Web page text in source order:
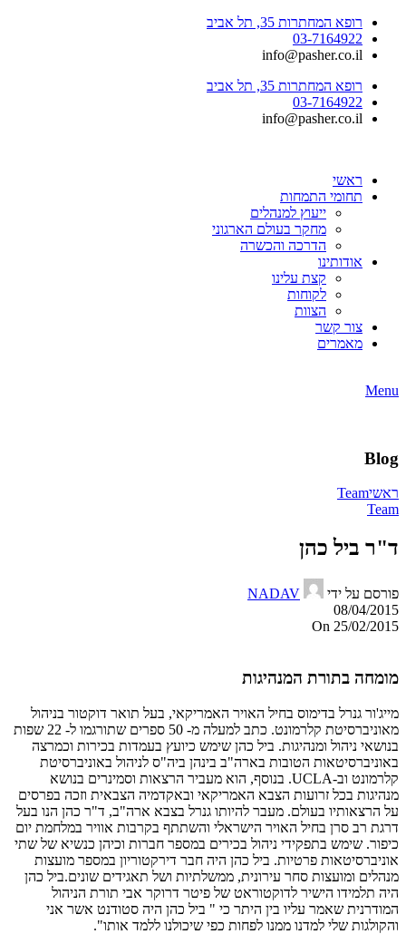
רופא המחתרות 35, תל אביב
03-7164922
info@pasher.co.il
רופא המחתרות 35, תל אביב
03-7164922
info@pasher.co.il
ראשי
תחומי התמחות
ייעוץ למנהלים
מחקר בעולם הארגוני
הדרכה והכשרה
אודותינו
קצת עלינו
לקוחות
הצוות
צור קשר
מאמרים
Menu
Blog
ראשיTeam
Team
ד"ר ביל כהן
פורסם על ידי
NADAV
08/04/2015
On 25/02/2015
מומחה בתורת המנהיגות
מייג'ור גנרל בדימוס בחיל האויר האמריקאי, בעל תואר דוקטור בניהול
מאוניברסיטת קלרמונט. כתב למעלה מ- 50 ספרים שתורגמו ל- 22 שפות
בנושאי ניהול ומנהיגות. ביל כהן שימש כיועץ בעמדות בכירות וכמרצה
באוניברסיטאות הטובות בארה"ב בינהן ביה"ס לניהול באוניברסיטת
קלרמונט וב-UCLA. בנוסף, הוא מעביר הרצאות וסמינרים בנושא
מנהיגות בכל זרועות הצבא האמריקאי ובאקדמיה הצבאית וזכה בפרסים
על הרצאותיו בעולם. מעבר להיותו גנרל בצבא ארה"ב, ד"ר כהן הנו בעל
דרגת רב סרן בחיל האויר הישראלי והשתתף בקרבות אוויר במלחמת יום
כיפור. שימש בתפקידי ניהול בכירים במספר חברות וכיהן כנשיא של שתי
אוניברסיטאות פרטיות. ביל כהן היה חבר דירקטוריון במספר מועצות
מנהלים ומועצות סחר עירונית, ממשלתיות ושל תאגידים שונים.ביל כהן
היה תלמידו הישיר לדוקטוראט של פיטר דרוקר אבי תורת הניהול
המודרנית שאמר עליו בין היתר כי " ביל כהן היה סטודנט אשר אני
והקולגות שלי למדנו ממנו לפחות כפי שיכולנו ללמד אותו".